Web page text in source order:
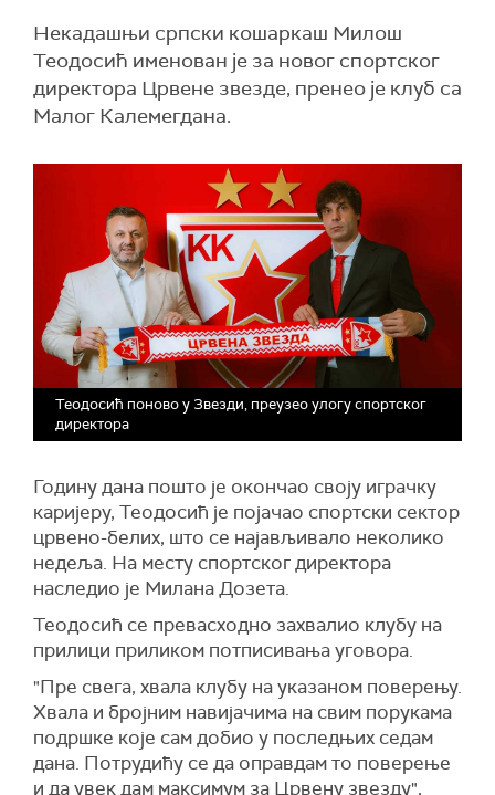
Некадашњи српски кошаркаш Милош
Теодосић именован је за новог спортског
директора Црвене звезде, пренео је клуб са
Малог Калемегдана.
Теодосић поново у Звезди, преузео улогу спортског
директора
Годину дана пошто је окончао своју играчку
каријеру, Теодосић је појачао спортски сектор
црвено-белих, што се најављивало неколико
недеља. На месту спортског директора
наследио је Милана Дозета.
Теодосић се превасходно захвалио клубу на
прилици приликом потписивања уговора.
"Пре свега, хвала клубу на указаном поверењу.
Хвала и бројним навијачима на свим порукама
подршке које сам добио у последњих седам
дана. Потрудићу се да оправдам то поверење
и да увек дам максимум за Црвену звезду",